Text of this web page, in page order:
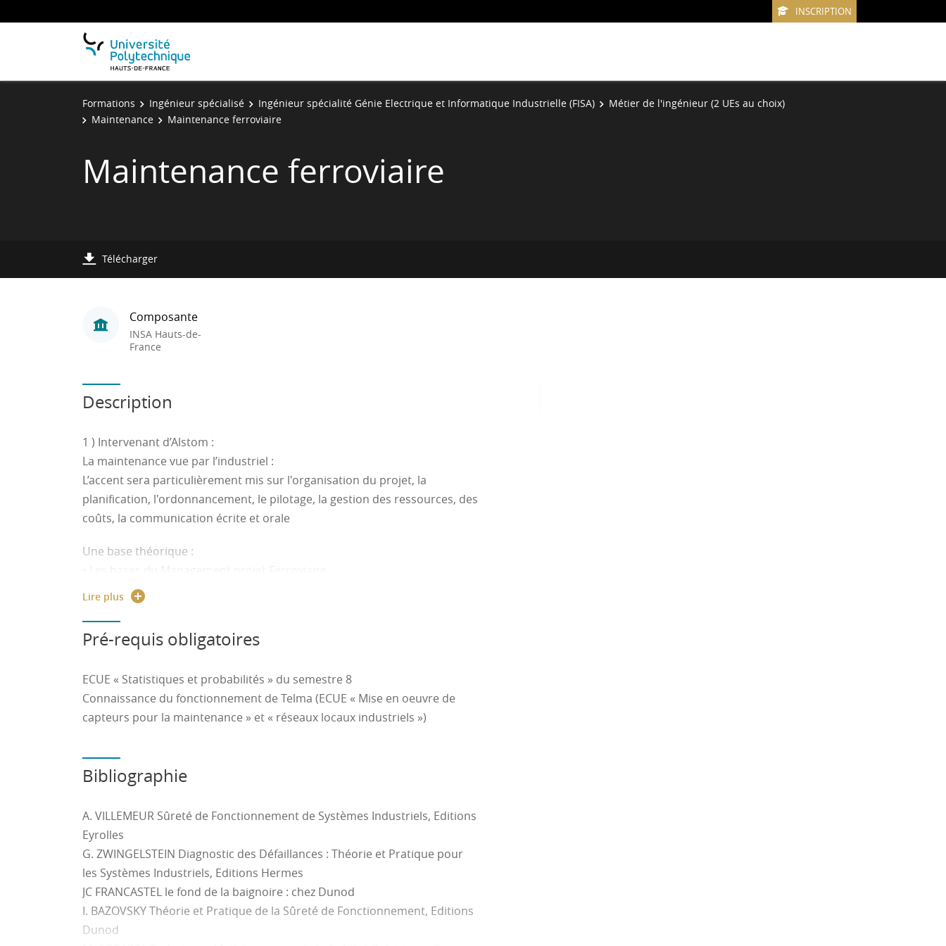
INSCRIPTION
Formations Ingénieur spécialisé Ingénieur spécialité Génie Electrique et Informatique Industrielle (FISA)
Métier de l'ingénieur (2 UEs au choix)
Maintenance
Maintenance ferroviaire
Maintenance ferroviaire
Télécharger
Composante
INSA Hauts-de-
France
Description
1 ) Intervenant d’Alstom :
La maintenance vue par l’industriel :
L’accent sera particulièrement mis sur l'organisation du projet, la
planification, l'ordonnancement, le pilotage, la gestion des ressources, des
coûts, la communication écrite et orale
Une base théorique :
• Le cycle de développement : Nous partirons du contrat client et nous
irons jusqu’à la fin de garantie d’un produit Ferroviaire, illustré par des
exemples concrets :
-Phase initiale d’organisation Projet
-Conception détaillée
-Validation unitaire
-Validation d’ensemble
Une mise en situation :
charges client. Les étudiants auront à transformer ces requis de
performance fonctionnel en requis métier (requis conception mécanique,
requis de conception logiciel, etc) ce qui leur permettra de se projeter en
tant qu’architecte et développera leur vision d’ensemble
Ils auront à proposer une stratégie de validation permettant de tester et
de valider leur travail.
Nous intègrerons un focus sur le rôle de la qualité, les barrières
Lire plus
Pré-requis obligatoires
ECUE « Statistiques et probabilités » du semestre 8
Connaissance du fonctionnement de Telma (ECUE « Mise en oeuvre de
capteurs pour la maintenance » et « réseaux locaux industriels »)
Bibliographie
A. VILLEMEUR Sûreté de Fonctionnement de Systèmes Industriels, Editions
Eyrolles
G. ZWINGELSTEIN Diagnostic des Défaillances : Théorie et Pratique pour
les Systèmes Industriels, Editions Hermes
JC FRANCASTEL le fond de la baignoire : chez Dunod
I. BAZOVSKY Théorie et Pratique de la Sûreté de Fonctionnement, Editions
Dunod